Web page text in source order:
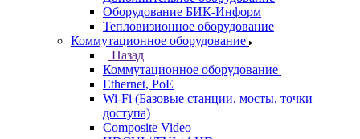
Оборудование БИК-Информ
Тепловизионное оборудование
Коммутационное оборудование
Назад
Коммутационное оборудование
Ethernet, PoE
Wi-Fi (Базовые станции, мосты, точки
доступа)
Composite Video